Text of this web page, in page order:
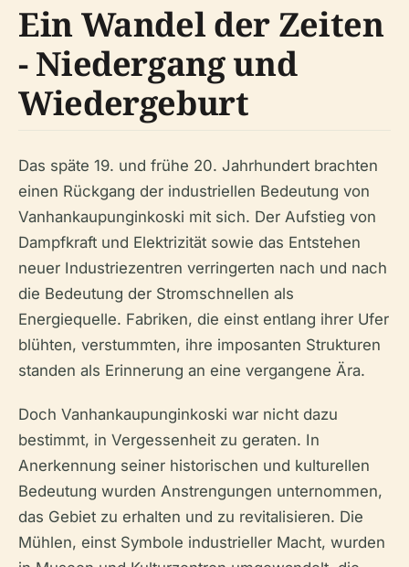
Ein Wandel der Zeiten
- Niedergang und
Wiedergeburt
Das späte 19. und frühe 20. Jahrhundert brachten
einen Rückgang der industriellen Bedeutung von
Vanhankaupunginkoski mit sich. Der Aufstieg von
Dampfkraft und Elektrizität sowie das Entstehen
neuer Industriezentren verringerten nach und nach
die Bedeutung der Stromschnellen als
Energiequelle. Fabriken, die einst entlang ihrer Ufer
blühten, verstummten, ihre imposanten Strukturen
standen als Erinnerung an eine vergangene Ära.
Doch Vanhankaupunginkoski war nicht dazu
bestimmt, in Vergessenheit zu geraten. In
Anerkennung seiner historischen und kulturellen
Bedeutung wurden Anstrengungen unternommen,
das Gebiet zu erhalten und zu revitalisieren. Die
Mühlen, einst Symbole industrieller Macht, wurden